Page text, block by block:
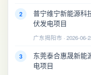
2
普宁维宁新能源科
伏发电项目
广东揭阳市 · 2026-06-
3
东莞泰合惠晟新能
电项目